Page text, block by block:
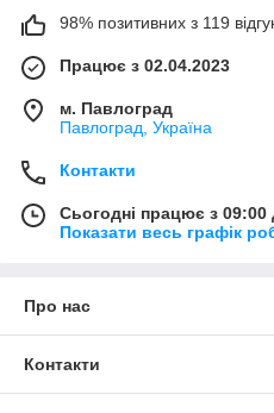
98% позитивних з 119
Працює з 02.04.2023
м. Павлоград
Павлоград, Україна
Контакти
Сьогодні працює з 09:00
Показати весь графік
Про нас
Контакти